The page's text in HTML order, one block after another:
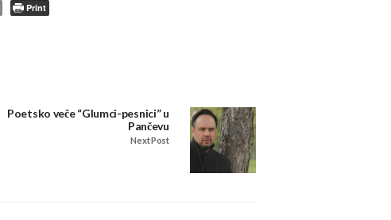
Print
Poetsko veče “Glumci-pesnici” u
Pančevu
Next Post